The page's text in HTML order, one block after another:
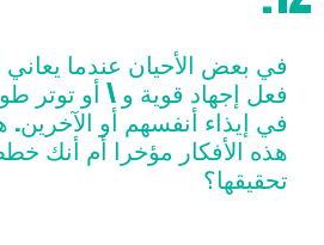
في بعض الأحيان عندما
فعل إجهاد قوية و \ أو توتر
في إيذاء أنفسهم أو
هذه الأفكار مؤخرا أم أنك
تحقيقها؟